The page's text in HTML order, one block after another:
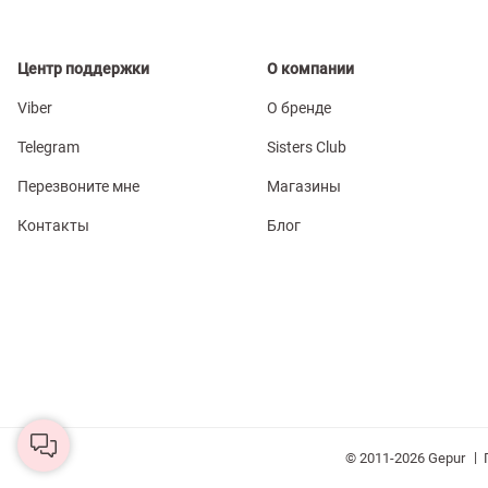
Центр поддержки
Viber
Telegram
Перезвоните мне
Контакты
О компании
О бренде
Sisters Club
Магазины
Блог
© 2011-2026 Gepur |